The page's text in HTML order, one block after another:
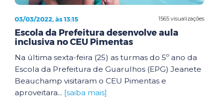
1565 visualizações
03/03/2022, às 13:15
Escola da Prefeitura desenvolve aula
inclusiva no CEU Pimentas
Na última sexta-feira (25) as turmas do 5º ano da
Escola da Prefeitura de Guarulhos (EPG) Jeanete
Beauchamp visitaram o CEU Pimentas e
aproveitara... [saiba mais]